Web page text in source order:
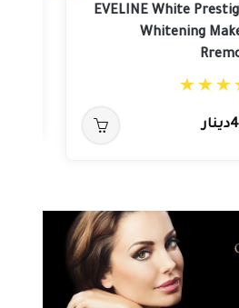
EVELINE White
Whitening